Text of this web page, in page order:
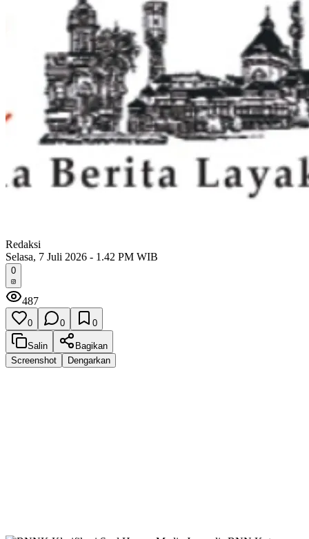
Redaksi
Selasa, 7 Juli 2026 - 1.42 PM WIB
0
487
0 0 0
Salin
Bagikan
Screenshot
Dengarkan